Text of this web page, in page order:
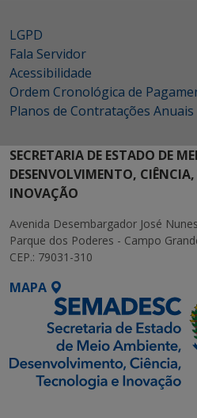
LGPD
Fala Servidor
Acessibilidade
Ordem Cronológica de
Planos de Contratações Anuais
SECRETARIA DE ESTADO DE
DESENVOLVIMENTO,
INOVAÇÃO
Avenida Desembargador José
Parque dos Poderes - Campo
CEP.: 79031-310
MAPA